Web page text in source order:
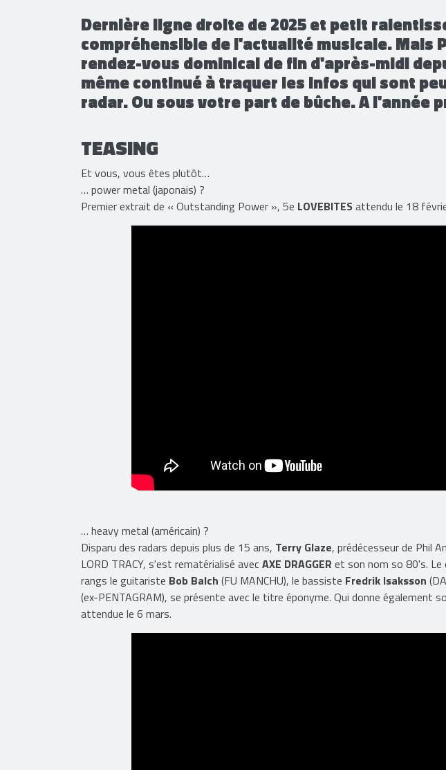
Dernière ligne droite de 2025 et petit
compréhensible de l'actualité musicale. Mais
rendez-vous dominical de fin d'après-midi
même continué à traquer les infos qui sont
radar. Ou sous votre part de bûche. A l'année
TEASING
Et vous, vous êtes plutôt…
… power metal (japonais) ?
Premier extrait de « Outstanding Power », 5e LOVEBITESattendu le 18
… heavy metal (américain) ?
Disparu des radars depuis plus de 15 ans, Terry Glaze, prédécesseur de Phil
LORD TRACY, s'est rematérialisé avecAXE DRAGGER et son nom so 80's.
rangs le guitariste Bob Balch (FU MANCHU), le bassiste Fredrik Isaksson
(ex-PENTAGRAM), se présente avec le titre éponyme. Qui donne également
attendue le 6 mars.